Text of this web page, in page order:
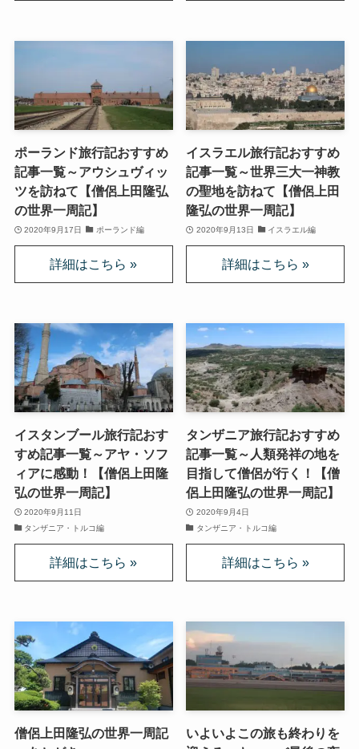
ドストエフスキーゆかりの地を巡る旅
秋に記す夏の印象～パリ・ジョージアの旅
ドストエフスキー、妻と歩んだ運命の旅～狂気と愛
の西欧旅行
『ローマ旅行記』～劇場都市ローマの魅力とベルニ
ーニ巡礼
独ソ戦・冷戦下の世界
レーニン・スターリン時代のソ連の歴史
独ソ戦～ソ連とナチスの絶滅戦争
スターリンとヒトラーの虐殺・ホロコースト
冷戦世界の歴史・思想・文学に学ぶ
現代ロシアとロシア・ウクライナ戦争
ボスニア紛争とルワンダ虐殺の悲劇～冷戦後の国際
マルクスは宗教的な現象か
おすすめマルクス・エンゲルス伝記
マルクス・エンゲルス著作と関連作品
ポーランド旅行記おすすめ
記事一覧～アウシュヴィッ
ツを訪ねて【僧侶上田隆弘
の世界一周記】
2020年9月17日 ポーランド編
イスラエル旅行記おすすめ
記事一覧～世界三大一神教
の聖地を訪ねて【僧侶上田
隆弘の世界一周記】
2020年9月13日 イスラエル編
イスタンブール旅行記おす
すめ記事一覧～アヤ・ソフ
ィアに感動！【僧侶上田隆
弘の世界一周記】
2020年9月11日
タンザニア・トルコ編
タンザニア旅行記おすすめ
記事一覧～人類発祥の地を
目指して僧侶が行く！【僧
侶上田隆弘の世界一周記】
2020年9月4日
タンザニア・トルコ編
僧侶上田隆弘の世界一周記
いよいよこの旅も終わりを